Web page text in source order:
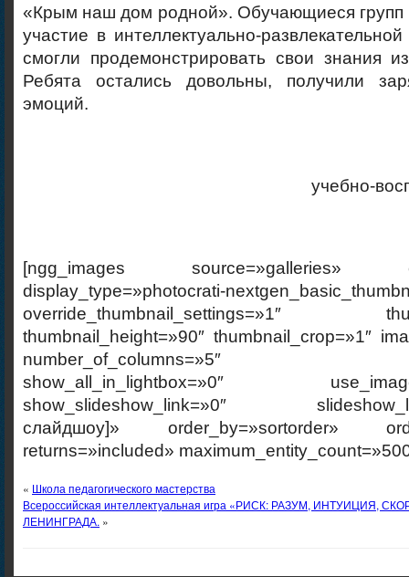
«Крым наш дом родной». Обучающиеся групп
участие в интеллектуально-
смогли продемонстрировать свои знания
Ребята остались довольны, получили
эмоций.
учебно-
[ngg_images source=»galleries»
display_type=»photocrati-
override_thumbnail_settings=»1″
thumbnail_height=»90″ thumbnail_crop=»1″
number_of_columns=»5″
show_all_in_lightbox=»0″
show_slideshow_link=»0″
слайдшоу]» order_by=»sortorder»
returns=»included»
« Школа педагогического мастерства
Всероссийская интеллектуальная игра «РИСК: РАЗУМ, ИНТУИЦИЯ,
ЛЕНИНГРАДА. »